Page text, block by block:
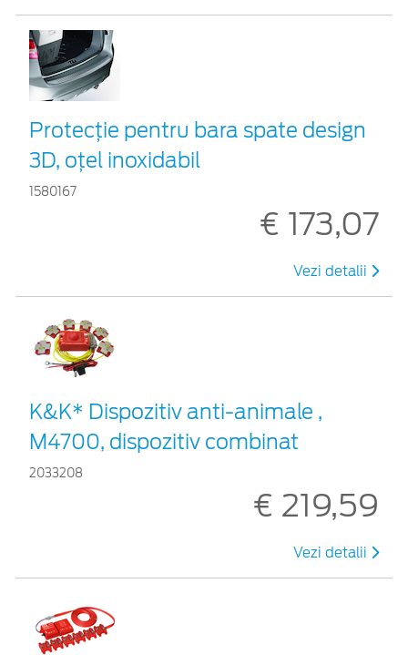
Protecţie pentru bara spate design
3D, oţel inoxidabil
1580167
€ 173,07
Vezi detalii
K&K* Dispozitiv anti-animale ,
M4700, dispozitiv combinat
2033208
€ 219,59
Vezi detalii